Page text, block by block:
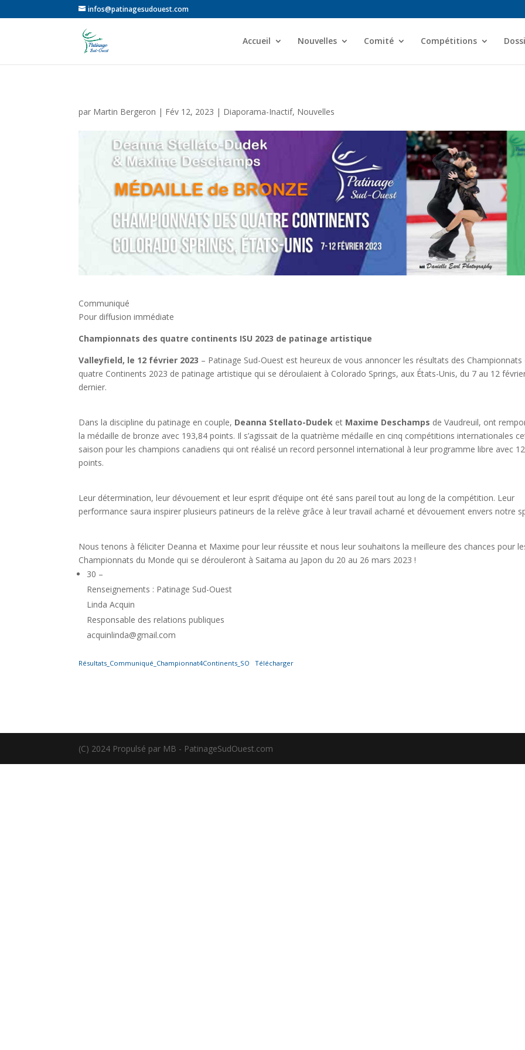
infos@patinagesudouest.com
Accueil Nouvelles Comité Compétitions
par Martin Bergeron | Fév 12, 2023 | Diaporama-Inactif, Nouvelles
Communiqué
Pour diffusion immédiate
Championnats des quatre continents ISU 2023 de patinage artistique
Valleyfield, le 12 février 2023 – Patinage Sud-Ouest est heureux de vous annoncer les résultats des Championnats
quatre Continents 2023 de patinage artistique qui se déroulaient à Colorado Springs, aux États-Unis, du 7 au 12
dernier.
Dans la discipline du patinage en couple, Deanna Stellato-Dudek et Maxime Deschamps de Vaudreuil, ont
la médaille de bronze avec 193,84 points. Il s’agissait de la quatrième médaille en cinq compétitions internationales
saison pour les champions canadiens qui ont réalisé un record personnel international à leur programme libre avec
points.
Leur détermination, leur dévouement et leur esprit d’équipe ont été sans pareil tout au long de la compétition. Leur
performance saura inspirer plusieurs patineurs de la relève grâce à leur travail acharné et dévouement envers notre
Nous tenons à féliciter Deanna et Maxime pour leur réussite et nous leur souhaitons la meilleure des chances pour
Championnats du Monde qui se dérouleront à Saitama au Japon du 20 au 26 mars 2023 !
30 –
Renseignements : Patinage Sud-Ouest
Linda Acquin
Responsable des relations publiques
acquinlinda@gmail.com
Résultats_Communiqué_Championnat4Continents_SO Télécharger
(C) 2024 Propulsé par MB - PatinageSudOuest.com